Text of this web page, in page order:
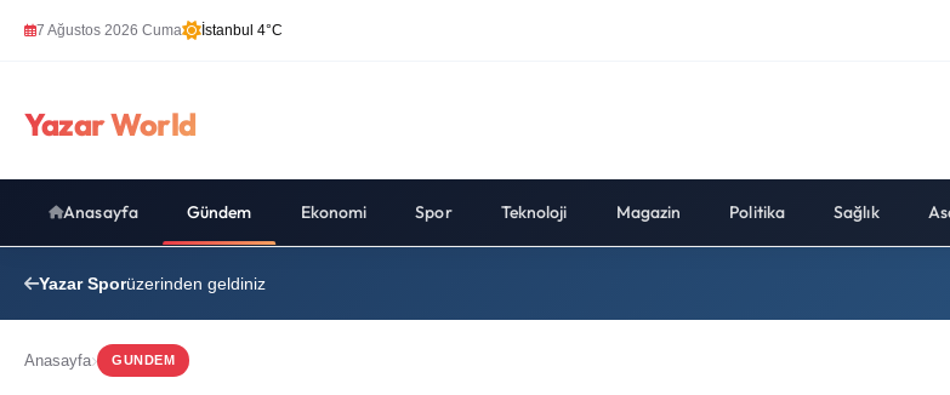
7 Ağustos 2026 Cuma İstanbul 4°C
Yazar World
Anasayfa Gündem Ekonomi Spor Teknoloji Magazin Politika Sağlık
Yazar Sporüzerinden geldiniz
Anasayfa GUNDEM